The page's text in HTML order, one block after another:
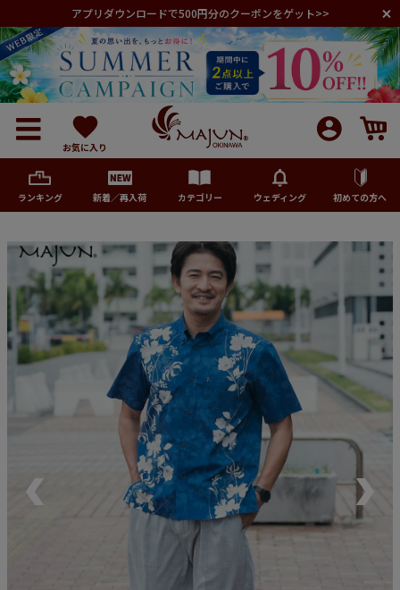
アプリダウンロードで500円分のクーポンをゲット>>
お気に入り
ランキング 新着／再入荷 カテゴリー ウェディング 初めての方へ
メンズ
レディース
キッズ